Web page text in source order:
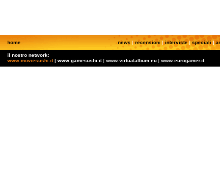
home news |recensioni |interviste|speciali|
il nostro network:
www.moviesushi.it| www.gamesushi.it | www.virtualalbum.eu | www.eurogamer.it